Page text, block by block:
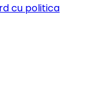
cu politica